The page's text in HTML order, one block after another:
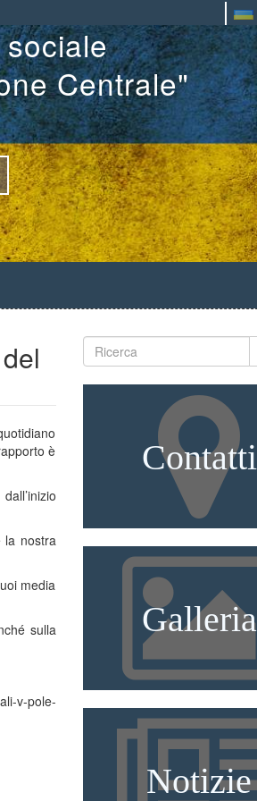
Centrale"
è
la nostra
media
sulla
v-pole-
Contatti
Galleria
Notizie